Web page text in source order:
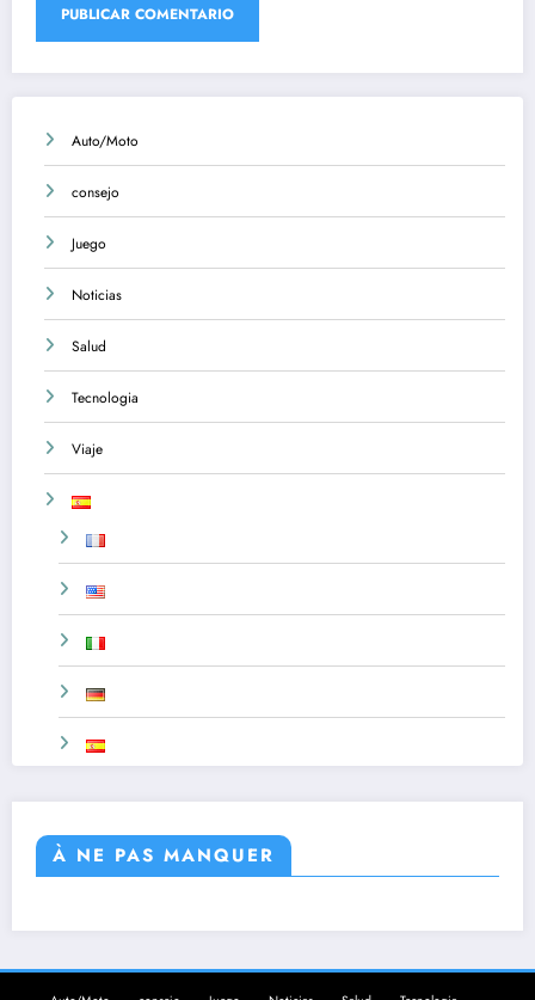
Auto/Moto
consejo
Juego
Noticias
Salud
Tecnologia
Viaje
À NE PAS MANQUER